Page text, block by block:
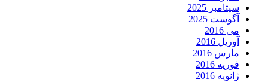
سپتامبر 2025
آگوست 2025
می 2016
آوریل 2016
مارس 2016
فوریه 2016
ژانویه 2016